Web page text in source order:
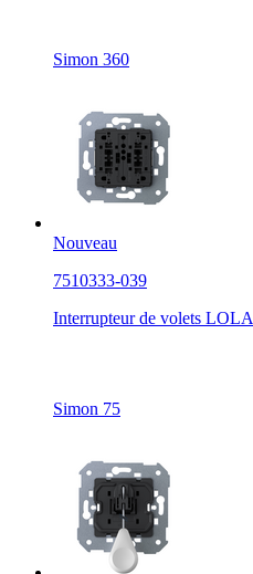
Simon 360
Nouveau
7510333-039
Interrupteur de volets
Simon 75